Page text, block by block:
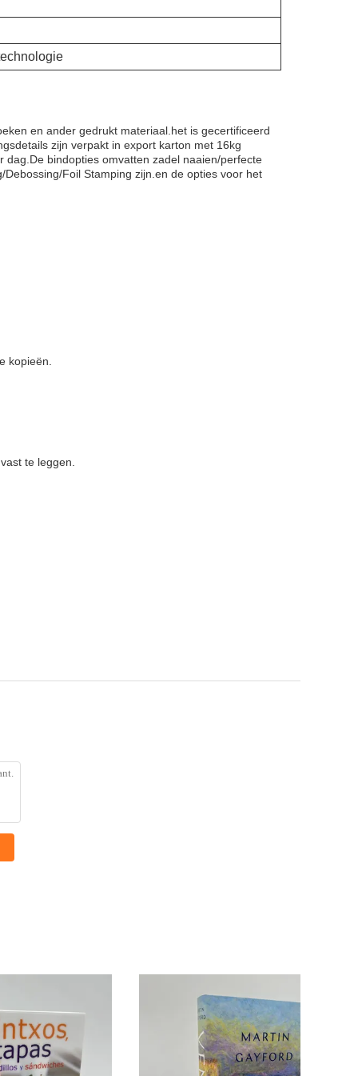
en ander gedrukt materiaal.het is gecertificeerd
zijn verpakt in export karton met 16kg
bindopties omvatten zadel naaien/perfecte
Foil Stamping zijn.en de opties voor het
kopieën.
te leggen.